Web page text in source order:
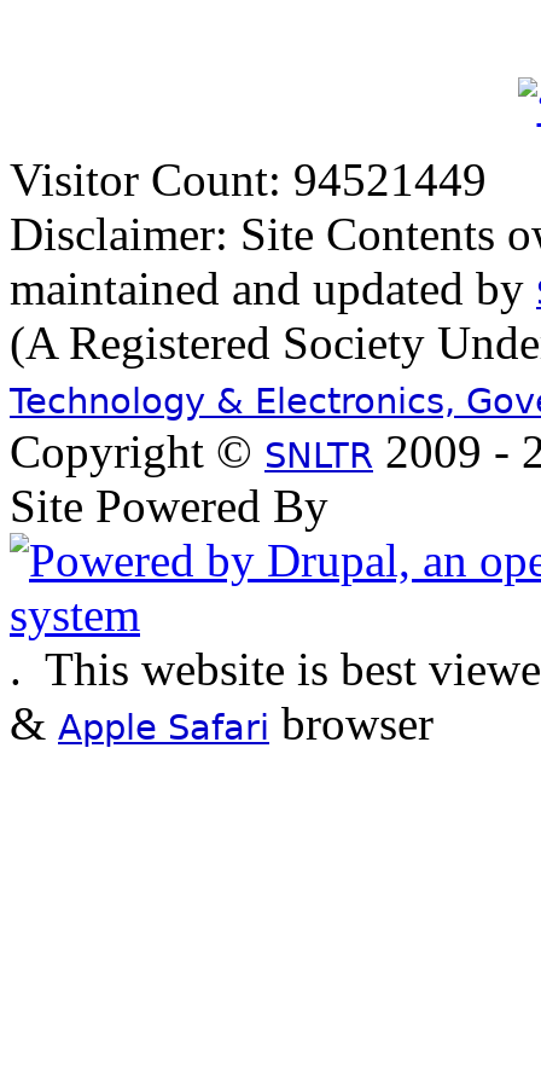
Visitor Count: 94521449
Disclaimer: Site Contents
maintained and updated by
(A Registered Society
Technology & Electronics,
Copyright © SNLTR 2009 -
Site Powered By
. This website is best
& Apple Safari browser